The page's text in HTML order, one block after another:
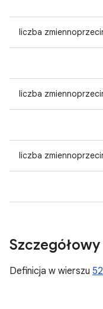
liczba
liczba
liczba
Definicja w wierszu 52